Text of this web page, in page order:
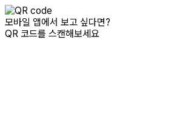
모바일 앱에서 보고 싶다면?
QR 코드를 스캔해보세요